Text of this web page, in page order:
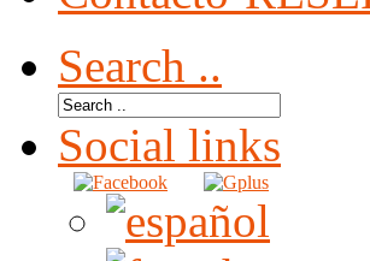
Search ..
Social links